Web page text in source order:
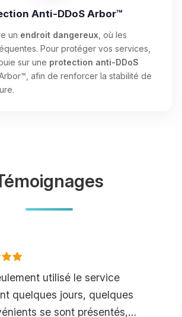
Anti-DDoS Arbor™
un endroit dangereux , où les
Pour protéger vos services,
sur une protection anti-DDoS
afin de renforcer la stabilité de
utilisé le service
quelques jours, quelques
se sont présentés,